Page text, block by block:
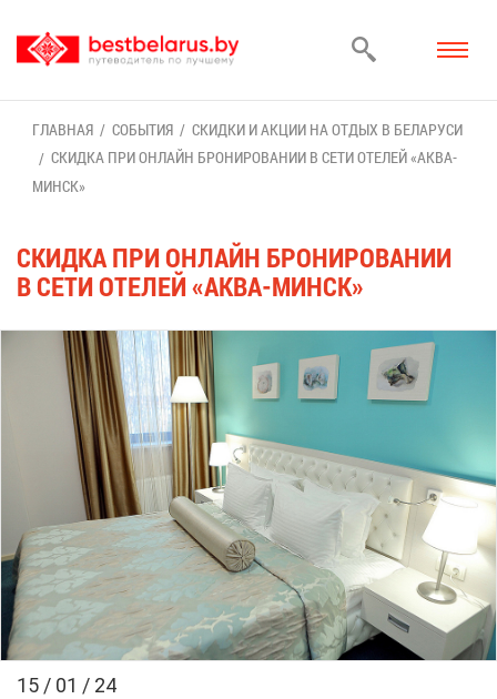
ГЛАВ­НАЯ СО­БЫ­ТИЯ
СКИД­КИ И АК­ЦИИ НА ОТ­ДЫХ В БЕ­ЛА­РУ­СИ
СКИД­КА ПРИ ОН­ЛАЙН БРО­НИ­РО­ВА­НИИ В СЕ­ТИ ОТЕ­ЛЕЙ «АК­ВА-
МИНСК»
СКИД­КА ПРИ ОН­ЛАЙН БРО­НИ­РО­ВА­НИИ
В СЕ­ТИ ОТЕ­ЛЕЙ «АК­ВА-МИНСК»
15 / 01 / 24